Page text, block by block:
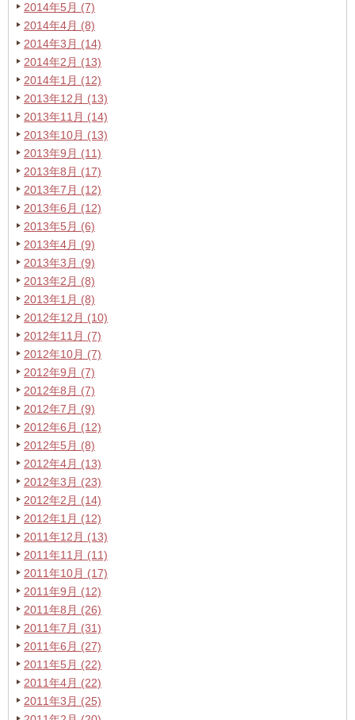
2014年5月 (7)
2014年4月 (8)
2014年3月 (14)
2014年2月 (13)
2014年1月 (12)
2013年12月 (13)
2013年11月 (14)
2013年10月 (13)
2013年9月 (11)
2013年8月 (17)
2013年7月 (12)
2013年6月 (12)
2013年5月 (6)
2013年4月 (9)
2013年3月 (9)
2013年2月 (8)
2013年1月 (8)
2012年12月 (10)
2012年11月 (7)
2012年10月 (7)
2012年9月 (7)
2012年8月 (7)
2012年7月 (9)
2012年6月 (12)
2012年5月 (8)
2012年4月 (13)
2012年3月 (23)
2012年2月 (14)
2012年1月 (12)
2011年12月 (13)
2011年11月 (11)
2011年10月 (17)
2011年9月 (12)
2011年8月 (26)
2011年7月 (31)
2011年6月 (27)
2011年5月 (22)
2011年4月 (22)
2011年3月 (25)